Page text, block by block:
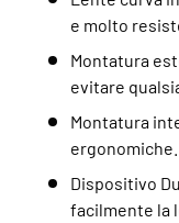
e molto
Montatura
evitare
Montatura
ergonomiche.
Dispositivo
facilmente la